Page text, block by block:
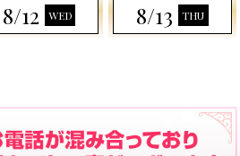
8/12 WED 8/13 THU